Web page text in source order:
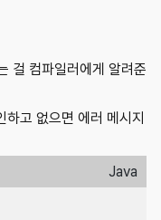
걸 컴파일러에게 알려준
하고 없으면 에러 메시지
Java